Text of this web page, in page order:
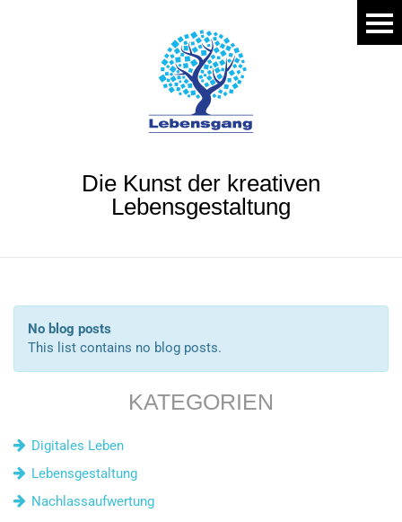
Die Kunst der kreativen
Lebensgestaltung
No blog posts
This list contains no blog posts.
KATEGORIEN
Digitales Leben
Lebensgestaltung
Nachlassaufwertung